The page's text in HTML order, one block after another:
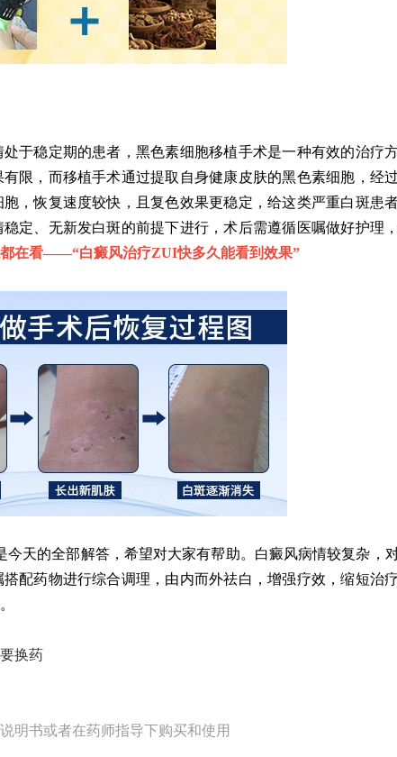
稳定期的患者，黑色素细胞移植手术是一种有效的治疗
限，而移植手术通过提取自身健康皮肤的黑色素细胞，经
，恢复速度较快，且复色效果更稳定，给这类严重白斑患
定、无新发白斑的前提下进行，术后需遵循医嘱做好护理
都在看——“白癜风治疗ZUI快多久能看到效果”
天的全部解答，希望对大家有帮助。白癜风病情较复杂，
配药物进行综合调理，由内而外祛白，增强疗效，缩短治
换药
明书或者在药师指导下购买和使用